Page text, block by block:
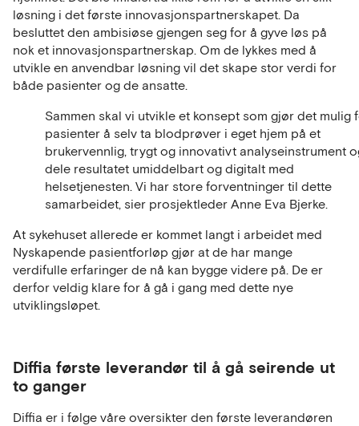
løsning i det første innovasjonspartnerskapet. Da
besluttet den ambisiøse gjengen seg for å gyve løs på
nok et innovasjonspartnerskap. Om de lykkes med å
utvikle en anvendbar løsning vil det skape stor verdi for
både pasienter og de ansatte.
Sammen skal vi utvikle et konsept som gjør det mulig
pasienter å selv ta blodprøver i eget hjem på et
brukervennlig, trygt og innovativt analyseinstrument
dele resultatet umiddelbart og digitalt med
helsetjenesten. Vi har store forventninger til dette
samarbeidet, sier prosjektleder Anne Eva Bjerke.
At sykehuset allerede er kommet langt i arbeidet med
Nyskapende pasientforløp gjør at de har mange
verdifulle erfaringer de nå kan bygge videre på. De er
derfor veldig klare for å gå i gang med dette nye
utviklingsløpet.
Diffia første leverandør til å gå seirende ut
to ganger
Diffia er i følge våre oversikter den første leverandøren